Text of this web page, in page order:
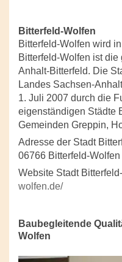
Bitterfeld-Wolfen
Bitterfeld-Wolfen wird
Bitterfeld-Wolfen ist
Anhalt-Bitterfeld. Die
Landes Sachsen-
1. Juli 2007 durch die
eigenständigen Städte
Gemeinden Greppin,
Adresse der Stadt
06766 Bitterfeld-
Website Stadt
wolfen.de/
Baubegleitende
Wolfen